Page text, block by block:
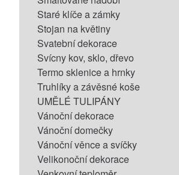
Staré klíče a zámky
Stojan na květiny
Svatební dekorace
Svícny kov, sklo, dřevo
Termo sklenice a hrnky
Truhlíky a závěsné koše
UMĚLÉ TULIPÁNY
Vánoční dekorace
Vánoční domečky
Vánoční věnce a svíčky
Velikonoční dekorace